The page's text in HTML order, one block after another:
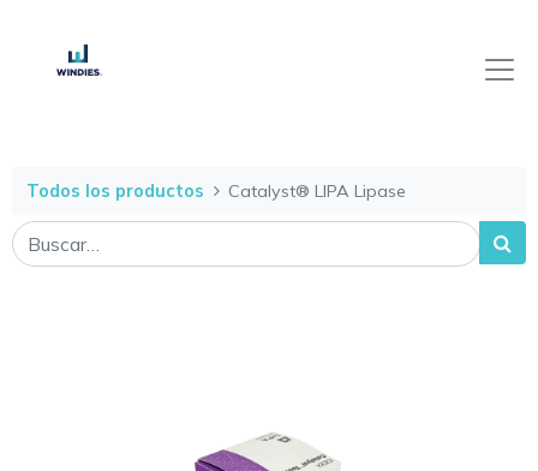
Todos los productos Catalyst® LIPA Lipase